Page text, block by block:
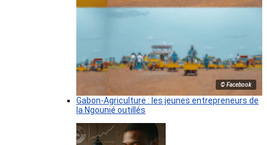
© Facebook
Gabon-Agriculture : les jeunes entrepreneurs de
la Ngounié outillés